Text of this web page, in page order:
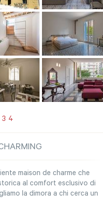
3 4
maison de charme che
al comfort esclusivo di
la dimora a chi cerca un